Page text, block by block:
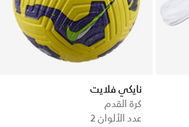
نايكي فلايت
كرة القدم
عدد الألوان 2